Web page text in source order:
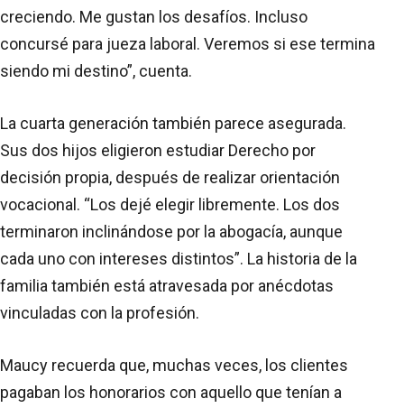
creciendo. Me gustan los desafíos. Incluso
concursé para jueza laboral. Veremos si ese termina
siendo mi destino”, cuenta.
La cuarta generación también parece asegurada.
Sus dos hijos eligieron estudiar Derecho por
decisión propia, después de realizar orientación
vocacional. “Los dejé elegir libremente. Los dos
terminaron inclinándose por la abogacía, aunque
cada uno con intereses distintos”. La historia de la
familia también está atravesada por anécdotas
vinculadas con la profesión.
Maucy recuerda que, muchas veces, los clientes
pagaban los honorarios con aquello que tenían a